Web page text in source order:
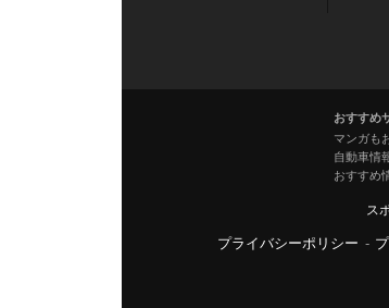
おすすめ
マンガも
自動車情
おすすめ
ス
プライバシーポリシー -